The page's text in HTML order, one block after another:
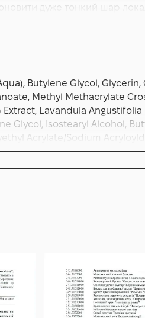
дуже тонкий шар
забезпечує найкращий
зволоженості, за який
Butylene Glycol,
Methyl Methacrylate
Extract, Lavandula
Glycol, Isostearyl Alcohol,
Acrylate/Sodium
Ethylcellulose, Xanthan
Limonene, Chlorphenesin,